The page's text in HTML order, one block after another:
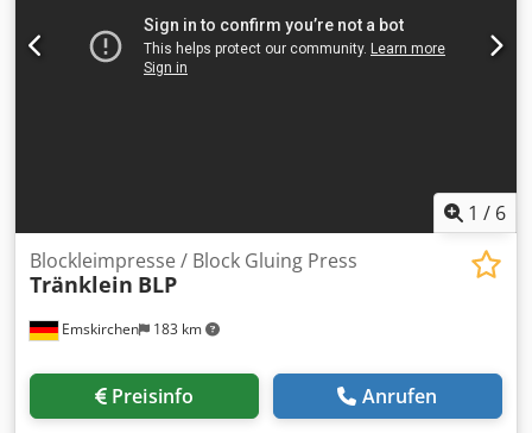
be test
1 / 6
Emskirchen 183 km
Blockleimpresse / Block Gluing Press
Tränklein BLP
Preisinfo Anrufen